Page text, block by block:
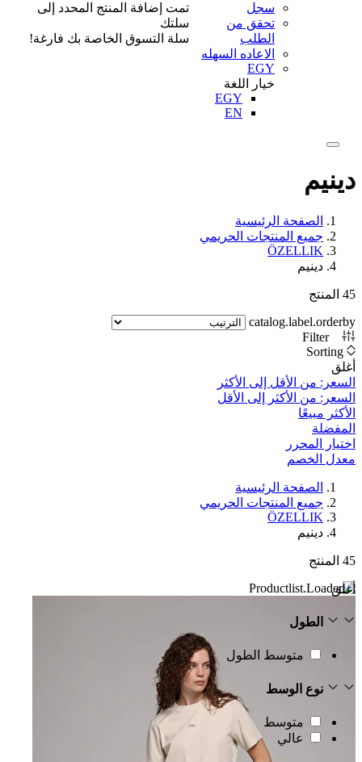
سجل
تحقق من
الطلب
الاعاده السهله
EGY
خيار اللغة
EGY
EN
تمت إضافة المنتج المحدد إلى
سلتك
سلة التسوق الخاصة بك فارغة!
دينيم
الصفحة الرئيسية
جميع المنتجات الحريمي
ÖZELLIK
دينيم
45 المنتج
catalog.label.orderby
Filter
Sorting
أغلق
السعر: من الأقل إلى الأكثر
السعر: من الأكثر إلى الأقل
الأكثر مبيعًا
المفضلة
اختيار المحرر
معدل الخصم‎
الصفحة الرئيسية
جميع المنتجات الحريمي
ÖZELLIK
دينيم
45 المنتج
أغلق
الطول
متوسط الطول
نوع الوسط
متوسط
عالي